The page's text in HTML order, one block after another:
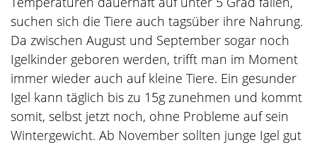
suchen sich die Tiere auch tagsüber ihre Nahrung.
Da zwischen August und September sogar noch
Igelkinder geboren werden, trifft man im Moment
immer wieder auch auf kleine Tiere. Ein gesunder
Igel kann täglich bis zu 15g zunehmen und kommt
somit, selbst jetzt noch, ohne Probleme auf sein
Wintergewicht. Ab November sollten junge Igel gut